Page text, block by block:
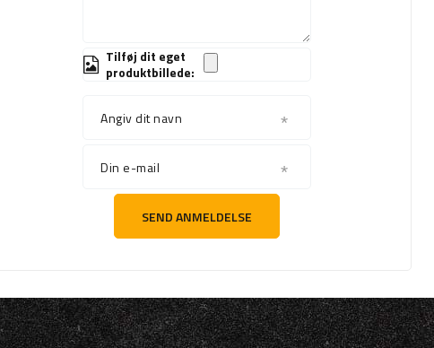
Tilføj dit eget
produktbillede:
Angiv dit navn
Din e-mail
SEND ANMELDELSE